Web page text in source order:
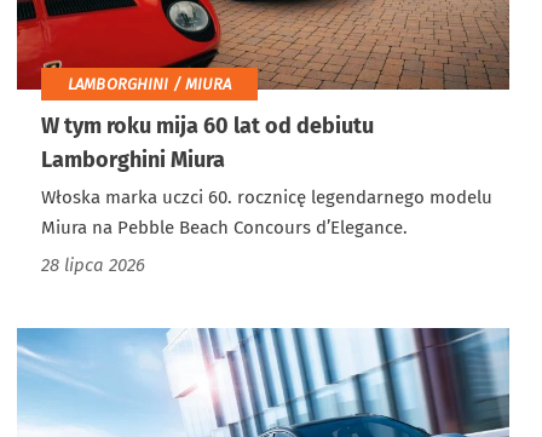
LAMBORGHINI / MIURA
W tym roku mija 60 lat od debiutu
Lamborghini Miura
Włoska marka uczci 60. rocznicę legendarnego modelu
Miura na Pebble Beach Concours d’Elegance.
28 lipca 2026